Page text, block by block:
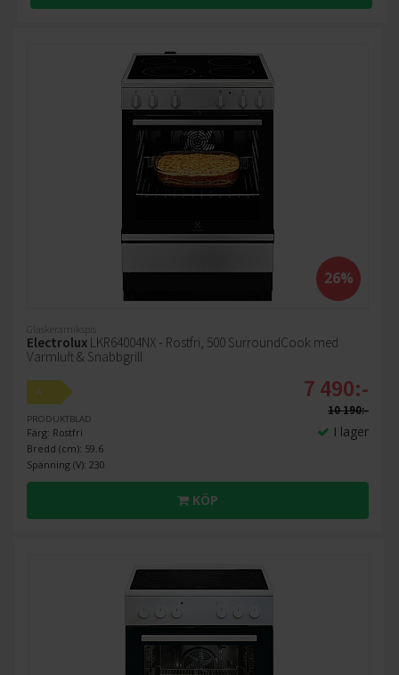
26%
Glaskeramikspis
Electrolux LKR64004NX - Rostfri, 500 SurroundCook med
Varmluft & Snabbgrill
A
PRODUKTBLAD
Färg: Rostfri
Bredd (cm): 59.6
Spänning (V): 230
7 490:-
10 190:-
I lager
KÖP